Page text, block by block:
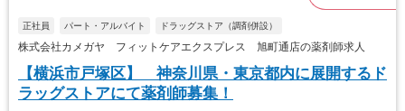
正社員 パート・アルバイト ドラッグストア（調剤併設）
株式会社カメガヤ フィットケアエクスプレス 旭町通店の薬剤師求人
【横浜市戸塚区】 神奈川県・東京都内に展開するド
ラッグストアにて薬剤師募集！